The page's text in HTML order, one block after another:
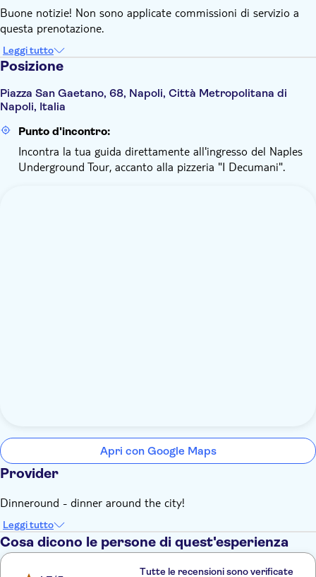
Buone notizie! Non sono applicate commissioni di servizio a
questa prenotazione.
Leggi tutto
Posizione
Piazza San Gaetano, 68, Napoli, Città Metropolitana di
Napoli, Italia
Punto d'incontro:
Incontra la tua guida direttamente all'ingresso del Naples
Underground Tour, accanto alla pizzeria "I Decumani".
Apri con Google Maps
Provider
Dinneround - dinner around the city!
Leggi tutto
Cosa dicono le persone di quest'esperienza
Tutte le recensioni sono verificate